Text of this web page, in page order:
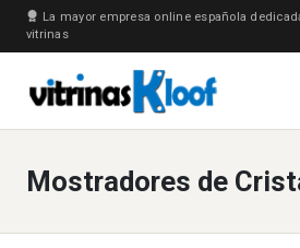
La mayor empresa online española
vitrinas
Mostradores de